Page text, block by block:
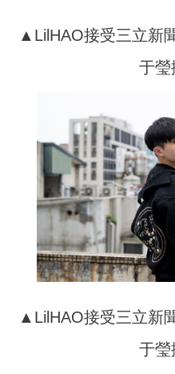
▲LilHAO接受三立新
于瑩
▲LilHAO接受三立新
于瑩